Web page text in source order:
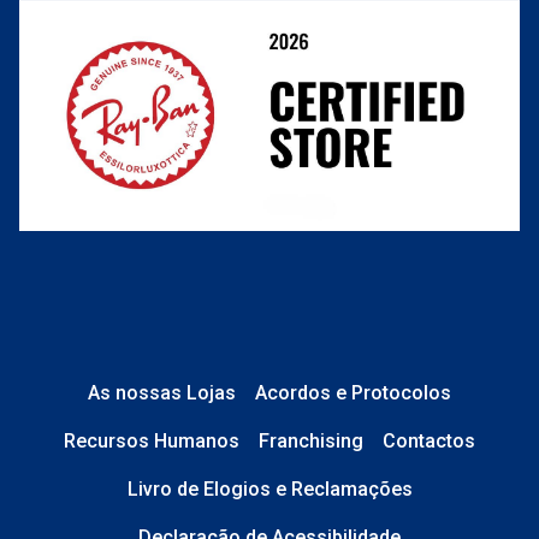
Perguntas frequentes
As nossas Lojas Acordos e Protocolos
Recursos Humanos Franchising Contactos
Livro de Elogios e Reclamações